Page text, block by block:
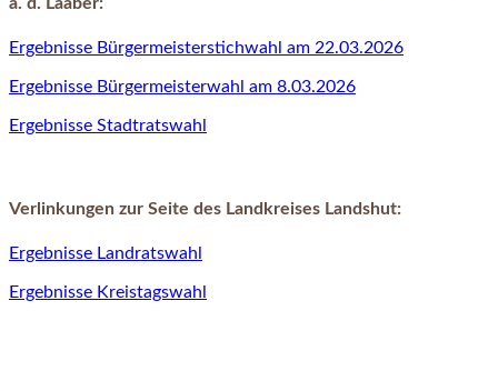
Ergebnisse Bürgermeisterstichwahl am 22.03.2026
Ergebnisse Bürgermeisterwahl am 8.03.2026
Ergebnisse Stadtratswahl
Verlinkungen zur Seite des Landkreises Landshut:
Ergebnisse Landratswahl
Ergebnisse Kreistagswahl